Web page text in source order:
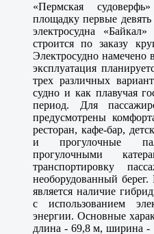
«Пермская
площадку первые девять
электросудна
строится по заказу
Электросудно намечено
эксплуатация
трех различных
судно и как плавучая
период. Для
предусмотрены
ресторан, кафе-бар,
и прогулочные
прогулочными
транспортировку
необорудованный
является наличие
с использованием
энергии. Основные
длина - 69,8 м, ширина